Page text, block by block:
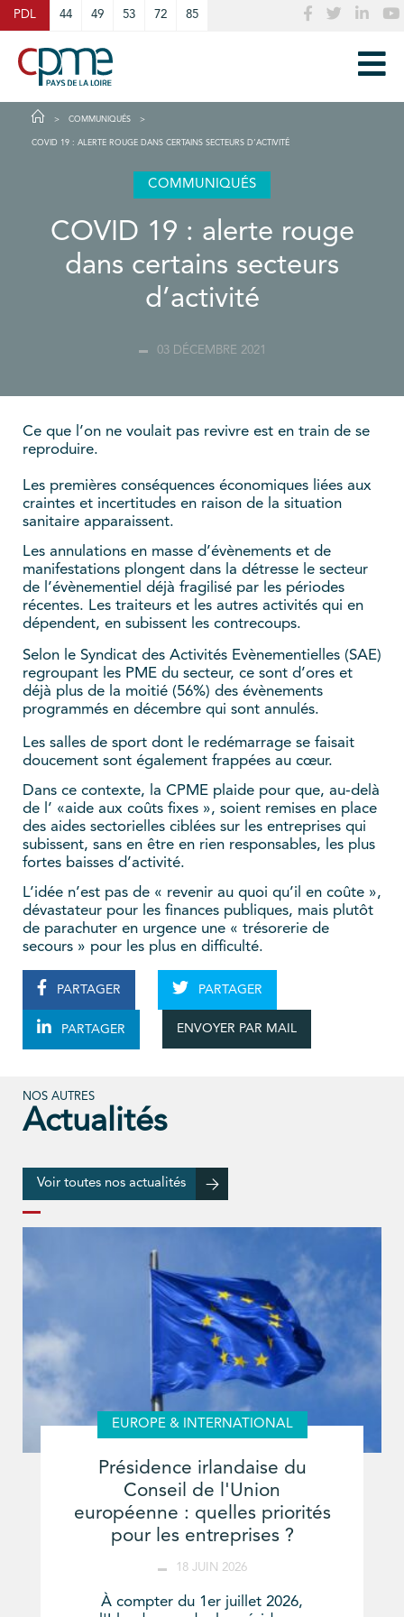
PDL 44 49 53 72 85
COMMUNIQUÉS
COVID 19 : ALERTE ROUGE DANS CERTAINS SECTEURS D’ACTIVITÉ
COMMUNIQUÉS
COVID 19 : alerte rouge
dans certains secteurs
d’activité
03 DÉCEMBRE 2021
Ce que l’on ne voulait pas revivre est en train de se
reproduire.
Les premières conséquences économiques liées aux
craintes et incertitudes en raison de la situation
sanitaire apparaissent.
Les annulations en masse d’évènements et de
manifestations plongent dans la détresse le secteur
de l’évènementiel déjà fragilisé par les périodes
récentes. Les traiteurs et les autres activités qui en
dépendent, en subissent les contrecoups.
Selon le Syndicat des Activités Evènementielles (SAE)
regroupant les PME du secteur, ce sont d’ores et
déjà plus de la moitié (56%) des évènements
programmés en décembre qui sont annulés.
Les salles de sport dont le redémarrage se faisait
doucement sont également frappées au cœur.
Dans ce contexte, la CPME plaide pour que, au-delà
de l’ «aide aux coûts fixes », soient remises en place
des aides sectorielles ciblées sur les entreprises qui
subissent, sans en être en rien responsables, les plus
fortes baisses d’activité.
L’idée n’est pas de « revenir au quoi qu’il en coûte »,
dévastateur pour les finances publiques, mais plutôt
de parachuter en urgence une « trésorerie de
secours » pour les plus en difficulté.
PARTAGER PARTAGER
PARTAGER ENVOYER PAR MAIL
NOS AUTRES
Actualités
Voir toutes nos actualités
EUROPE & INTERNATIONAL
Présidence irlandaise du
Conseil de l'Union
européenne : quelles priorités
pour les entreprises ?
18 JUIN 2026
À compter du 1er juillet 2026,
Cookies management panel